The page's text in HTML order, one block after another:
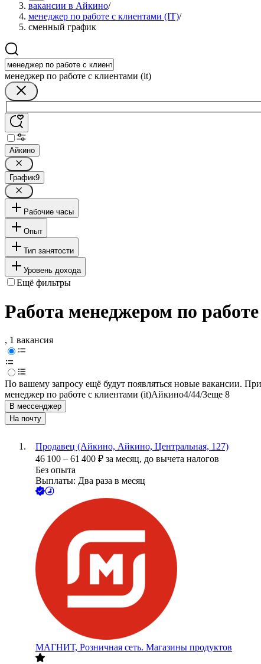
вакансии в Айкино/
менеджер по работе с клиентами (IT)/
сменный график
менеджер по работе с клиентами (it)
Айкино
График9
Рабочие часы
Опыт
Тип занятости
Уровень дохода
Ещё фильтры
Работа менеджером по
, 1 вакансия
По вашему запросу ещё будут появляться новые вакансии.
менеджер по работе с клиентами (it)Айкино4/44/3еще 8
В мессенджер
На почту
Продавец (Айкино, Айкино, Центральная, 127)
46 100 – 61 400 ₽ за месяц, до вычета налогов
Без опыта
Выплаты: Два раза в месяц
МАГНИТ, Розничная сеть. Магазины продуктов